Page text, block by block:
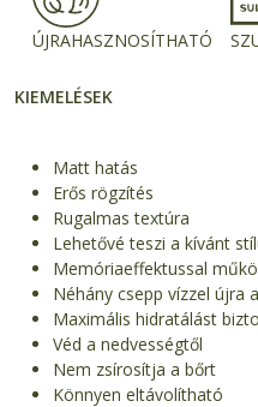
ÚJRAHASZNOSÍTHATÓ
KIEMELÉSEK
Matt hatás
Erős rögzítés
Rugalmas textúra
Lehetővé teszi a kívánt
Memóriaeffektussal
Néhány csepp vízzel újra
Maximális hidratálást
Véd a nedvességtől
Nem zsírosítja a bőrt
Könnyen eltávolítható